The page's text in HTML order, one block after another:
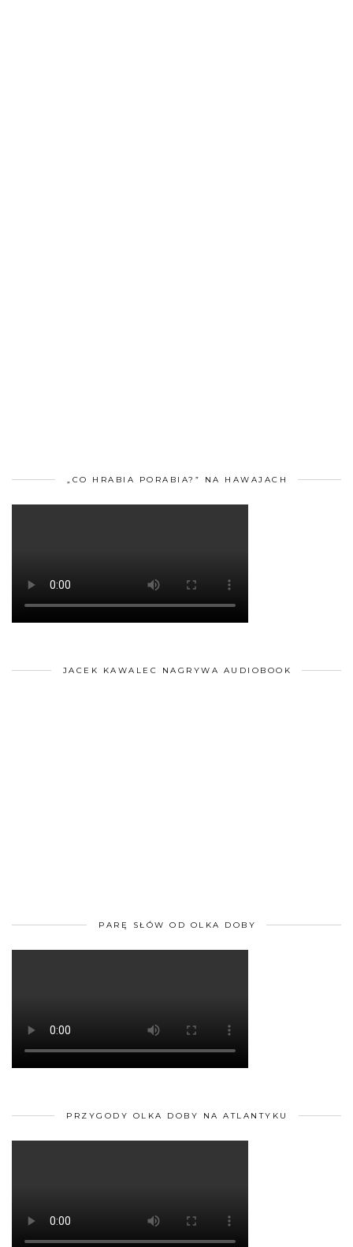
„CO HRABIA PORABIA?” NA HAWAJACH
JACEK KAWALEC NAGRYWA AUDIOBOOK
PARĘ SŁÓW OD OLKA DOBY
PRZYGODY OLKA DOBY NA ATLANTYKU